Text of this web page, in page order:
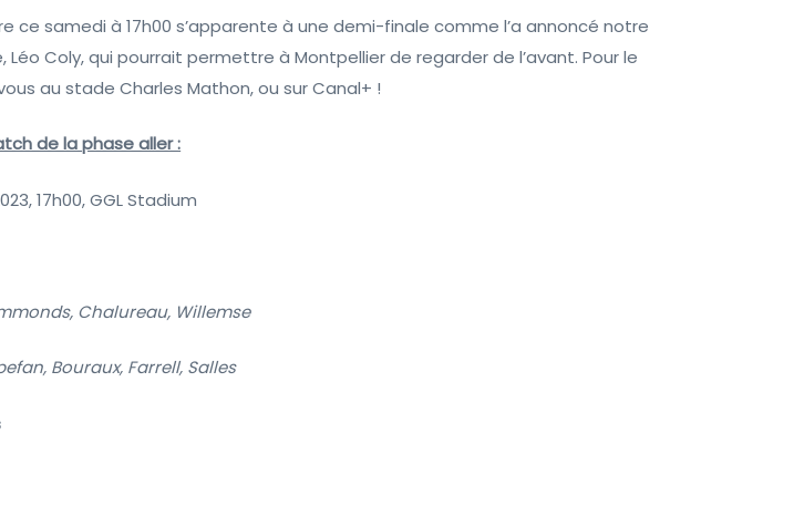
ce samedi à 17h00 s’apparente à une demi-finale comme l’a annoncé notre
Léo Coly, qui pourrait permettre à Montpellier de regarder de l’avant. Pour le
au stade Charles Mathon, ou sur Canal+ !
de la phase aller :
17h00, GGL Stadium
Chalureau, Willemse
Bouraux, Farrell, Salles